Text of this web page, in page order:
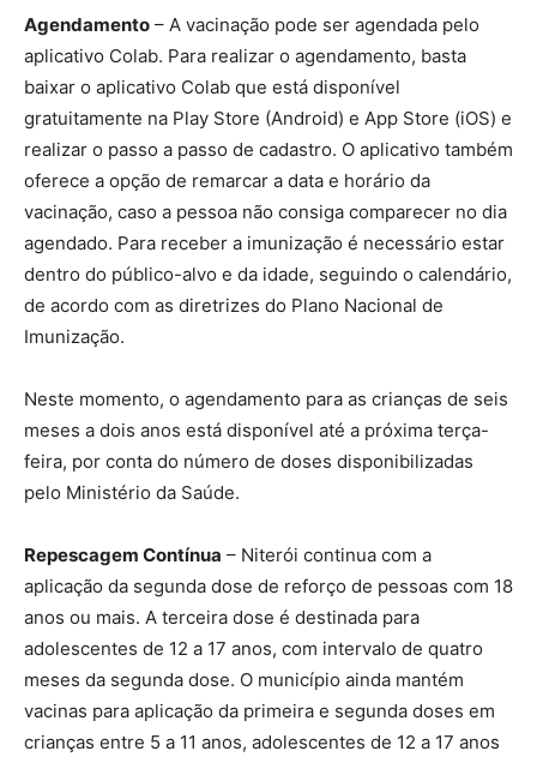
Agendamento – A vacinação pode ser agendada pelo
aplicativo Colab. Para realizar o agendamento, basta
baixar o aplicativo Colab que está disponível
gratuitamente na Play Store (Android) e App Store (iOS) e
realizar o passo a passo de cadastro. O aplicativo também
oferece a opção de remarcar a data e horário da
vacinação, caso a pessoa não consiga comparecer no dia
agendado. Para receber a imunização é necessário estar
dentro do público-alvo e da idade, seguindo o calendário,
de acordo com as diretrizes do Plano Nacional de
Imunização.
Neste momento, o agendamento para as crianças de seis
meses a dois anos está disponível até a próxima terça-
feira, por conta do número de doses disponibilizadas
pelo Ministério da Saúde.
Repescagem Contínua – Niterói continua com a
aplicação da segunda dose de reforço de pessoas com 18
anos ou mais. A terceira dose é destinada para
adolescentes de 12 a 17 anos, com intervalo de quatro
meses da segunda dose. O município ainda mantém
vacinas para aplicação da primeira e segunda doses em
crianças entre 5 a 11 anos, adolescentes de 12 a 17 anos